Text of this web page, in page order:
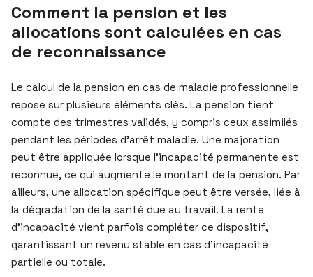
Comment la pension et les
allocations sont calculées en cas
de reconnaissance
Le calcul de la pension en cas de maladie professionnelle
repose sur plusieurs éléments clés. La pension tient
compte des trimestres validés, y compris ceux assimilés
pendant les périodes d’arrêt maladie. Une majoration
peut être appliquée lorsque l’incapacité permanente est
reconnue, ce qui augmente le montant de la pension. Par
ailleurs, une allocation spécifique peut être versée, liée à
la dégradation de la santé due au travail. La rente
d’incapacité vient parfois compléter ce dispositif,
garantissant un revenu stable en cas d’incapacité
partielle ou totale.